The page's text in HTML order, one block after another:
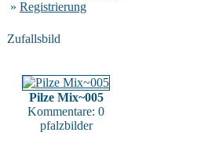
» Registrierung
Zufallsbild
Pilze Mix~005
Kommentare: 0
pfalzbilder